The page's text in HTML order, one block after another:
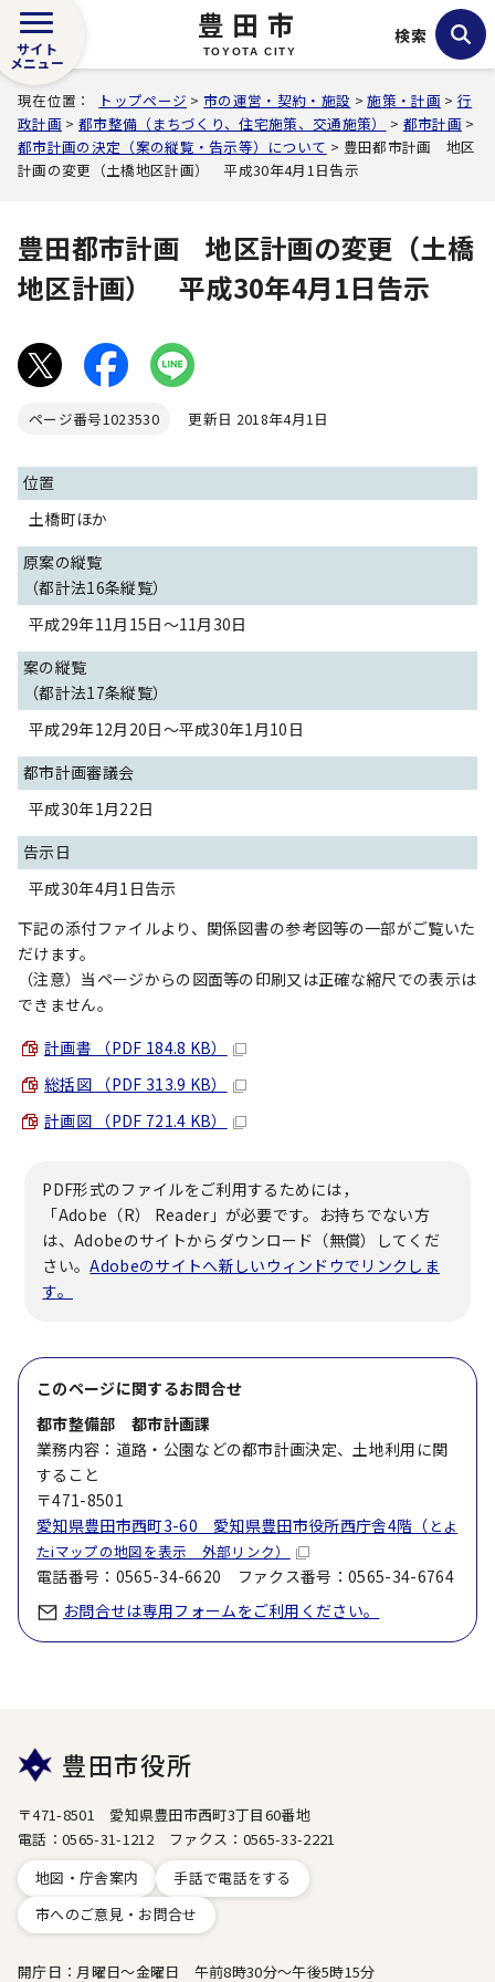
豊田市
TOYOTA CITY
サイト
メニュー
検索
現在位置： トップページ >市の運営・契約・施設 >施策・計画> 行
政計画> 都市整備（まちづくり、住宅施策、交通施策） > 都市計画>
都市計画の決定（案の縦覧・告示等）について > 豊田都市計画 地区
計画の変更（土橋地区計画） 平成30年4月1日告示
豊田都市計画 地区計画の変更（土橋
地区計画） 平成30年4月1日告示
ページ番号1023530 更新日 2018年4月1日
位置
土橋町ほか
原案の縦覧
（都計法16条縦覧）
平成29年11月15日～11月30日
案の縦覧
（都計法17条縦覧）
平成29年12月20日～平成30年1月10日
都市計画審議会
平成30年1月22日
告示日
平成30年4月1日告示
下記の添付ファイルより、関係図書の参考図等の一部がご覧いた
だけます。
（注意）当ページからの図面等の印刷又は正確な縮尺での表示は
できません。
計画書 （PDF 184.8 KB）
総括図 （PDF 313.9 KB）
計画図 （PDF 721.4 KB）
PDF形式のファイルをご利用するためには，
「Adobe（R） Reader」が必要です。お持ちでない方
は、Adobeのサイトからダウンロード（無償）してくだ
さい。Adobeのサイトへ新しいウィンドウでリンクしま
す。
このページに関するお問合せ
都市整備部 都市計画課
業務内容：道路・公園などの都市計画決定、土地利用に関
すること
〒471-8501
愛知県豊田市西町3-60 愛知県豊田市役所西庁舎4階（ とよ
たiマップの地図を表示 外部リンク）
電話番号：0565-34-6620 ファクス番号：0565-34-6764
お問合せは専用フォームをご利用ください。
豊田市役所
〒471-8501 愛知県豊田市西町3丁目60番地
電話：0565-31-1212 ファクス：0565-33-2221
地図・庁舎案内
手話で電話をする
市へのご意見・お問合せ
開庁日：月曜日～金曜日 午前8時30分～午後5時15分